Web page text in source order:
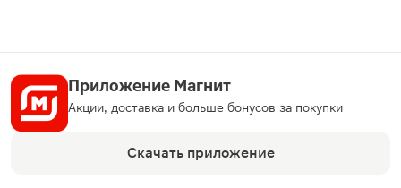
Приложение Магнит
Акции, доставка и больше бонусов за покупки
Скачать приложение